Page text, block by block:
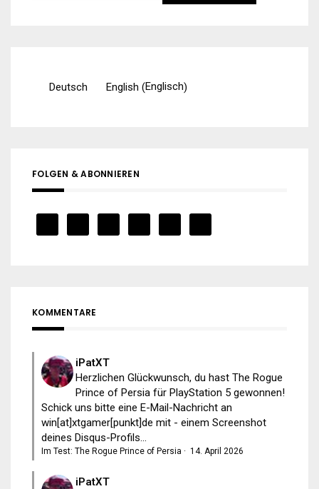
Deutsch English (Englisch)
FOLGEN & ABONNIEREN
KOMMENTARE
iPatXT
Herzlichen Glückwunsch, du hast The Rogue
Prince of Persia für PlayStation 5 gewonnen!
Schick uns bitte eine E-Mail-Nachricht an
win[at]xtgamer[punkt]de mit - einem Screenshot
deines Disqus-Profils...
Im Test: The Rogue Prince of Persia · 14. April 2026
iPatXT